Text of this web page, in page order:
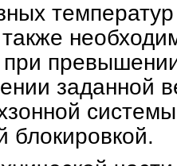
при
заданной
блокировкой.